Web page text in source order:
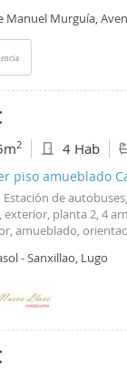
exterior con
amueblado. Se
mascotas
Manuel Murguía,
2 4 Hab
piso amueblado
Estación de
exterior, planta 2, 4
amueblado,
alta suministros
2025-
que se
de estudio , cocina
tendal , terraza de 12
Se encuentra
900.€ comunidad
- Sanxillao, Lugo